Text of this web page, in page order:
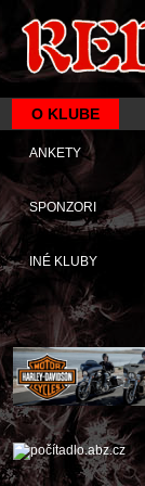
O KLUBE
ANKETY
SPONZORI
INÉ KLUBY